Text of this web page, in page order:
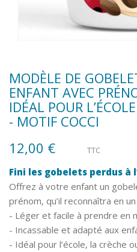
MODÈLE DE
ENFANT AVEC
IDÉAL POUR
- MOTIF COCCI
12,00 €
TTC
Fini les gobelets perdus à
Offrez à votre enfant un
prénom, qu’il reconnaîtra en
- Léger et facile à prendre en
- Incassable et adapté aux
- Idéal pour l’école, la crèche